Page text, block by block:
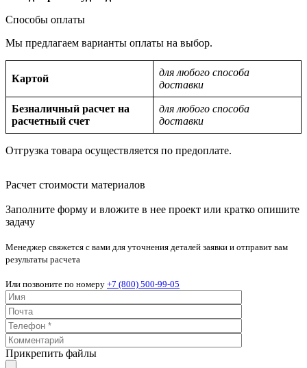
Способы оплаты
Мы предлагаем варианты оплаты на выбор.
Картой
для любого способа
доставки
Безналичный расчет на
расчетный счет
для любого способа
доставки
Отгрузка товара осуществляется по предоплате.
Расчет стоимости материалов
Заполните форму и вложите в нее проект или кратко опишите
задачу
Менеджер свяжется с вами для уточнения деталей заявки и отправит вам
результаты расчета
Или позвоните по номеру +7 (800) 500-99-05
Прикрепить файлы